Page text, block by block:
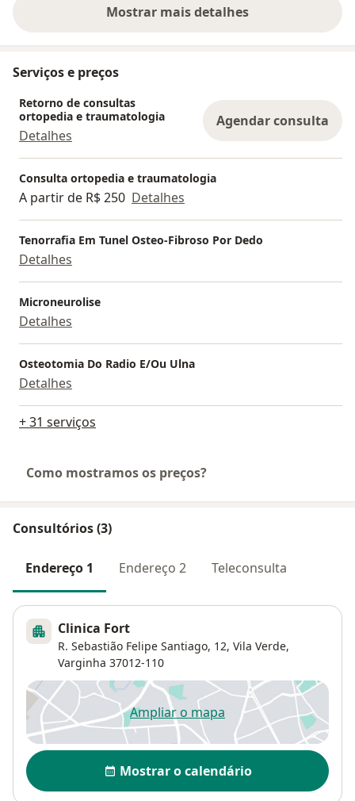
Mostrar mais detalhes
sobre a experiência
Serviços e preços
Retorno de consultas
ortopedia e traumatologia
Detalhes
Agendar consulta
Consulta ortopedia e traumatologia
A partir de R$ 250 Detalhes
Tenorrafia Em Tunel Osteo-Fibroso Por Dedo
Detalhes
Microneurolise
Detalhes
Osteotomia Do Radio E/Ou Ulna
Detalhes
+ 31 serviços
Como mostramos os preços?
Consultórios (3)
Endereço 1 Endereço 2 Teleconsulta
Clinica Fort
R. Sebastião Felipe Santiago, 12, Vila Verde,
Varginha 37012-110
Ampliar o mapaabre num novo separador
Disponibilidade
Mostrar o calendário